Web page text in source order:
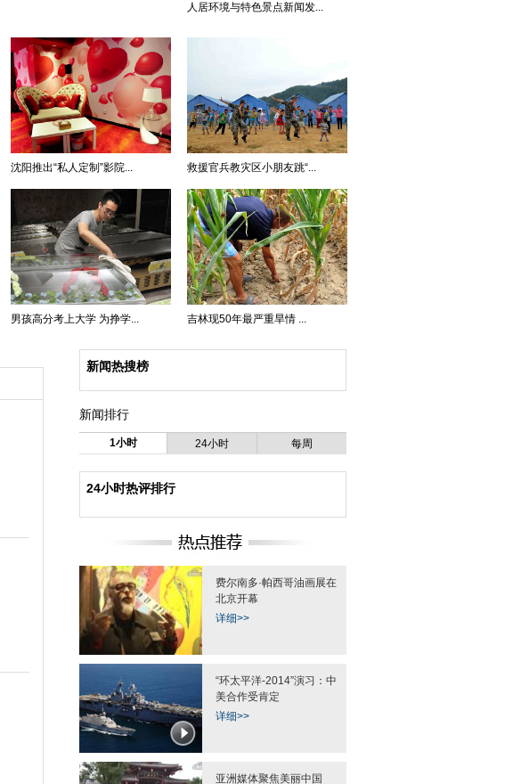
人居环境与特色景点新闻发...
沈阳推出“私人定制”影院... 救援官兵教灾区小朋友跳“...
男孩高分考上大学 为挣学... 吉林现50年最严重旱情 ...
新闻热搜榜
新闻排行
1小时 24小时 每周
24小时热评排行
费尔南多·帕西哥油画展在
北京开幕
详细>>
“环太平洋-2014”演习：中
美合作受肯定
详细>>
亚洲媒体聚焦美丽中国